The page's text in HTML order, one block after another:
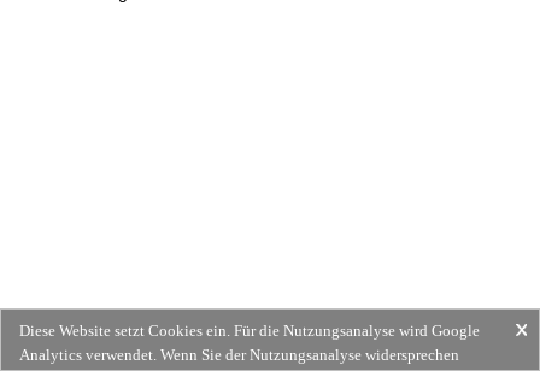
Diese Website setzt Cookies ein. Für die Nutzungsanalyse wird Google
Analytics verwendet. Wenn Sie der Nutzungsanalyse widersprechen